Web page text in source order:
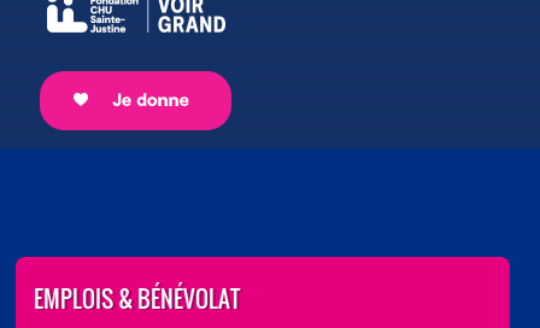
EMPLOIS & BÉNÉVOLAT